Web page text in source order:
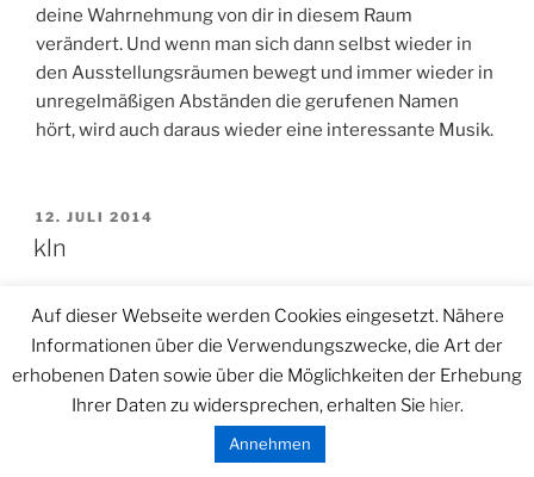
deine Wahrnehmung von dir in diesem Raum
verändert. Und wenn man sich dann selbst wieder in
den Ausstellungsräumen bewegt und immer wieder in
unregelmäßigen Abständen die gerufenen Namen
hört, wird auch daraus wieder eine interessante Musik.
VERÖFFENTLICHT
AM
12. JULI 2014
kln
Auf dieser Webseite werden Cookies eingesetzt. Nähere
Informationen über die Verwendungszwecke, die Art der
erhobenen Daten sowie über die Möglichkeiten der Erhebung
Ihrer Daten zu widersprechen, erhalten Sie hier.
Annehmen